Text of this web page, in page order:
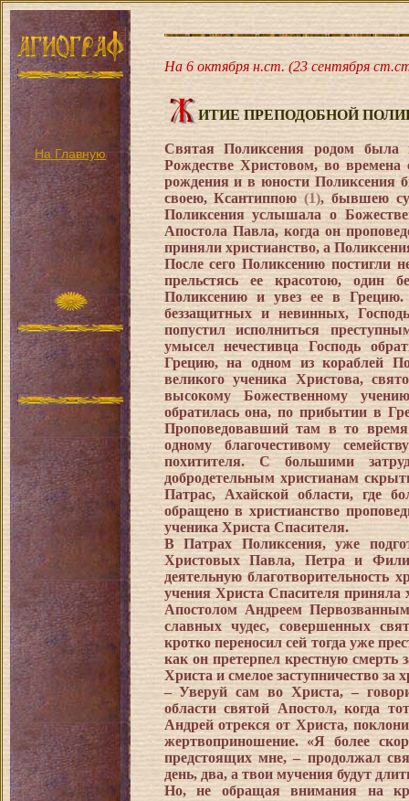
На Главную
На 6 октября н.ст. (23 сентября
ИТИЕ ПРЕПОДОБНОЙ
Святая Поликсения родом
Рождестве Христовом, во
рождения и в юности Поликсения
своею, Ксантиппою(1), бывшею
Поликсения услышала о
Апостола Павла, когда он
приняли христианство, а
После сего Поликсению постигли
прельстясь ее красотою, один
Поликсению и увез ее в
беззащитных и невинных,
попустил исполниться
умысел нечестивца Господь
Грецию, на одном из кораблей
великого ученика Христова,
высокому Божественному
обратилась она, по прибытии в
Проповедовавший там в то
одному благочестивому
похитителя. С большими
добродетельным христианам
Патрас, Ахайской области, где
обращено в христианство
ученика Христа Спасителя.
В Патрах Поликсения, уже
Христовых Павла, Петра и
деятельную
учения Христа Спасителя
Апостолом Андреем
славных чудес, совершенных
кротко переносил сей тогда уже
как он претерпел крестную смерть
Христа и смелое заступничество за
– Уверуй сам во Христа, –
области святой Апостол, когда
Андрей отрекся от Христа,
жертвоприношение. «Я более
предстоящих мне, – продолжал
день, два, а твои мучения будут
Но, не обращая внимания на